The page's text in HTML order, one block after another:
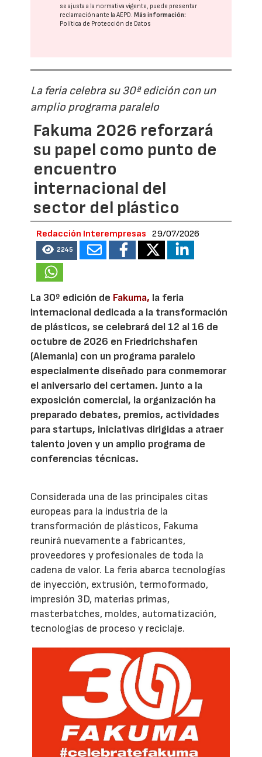
se ajusta a la normativa vigente, puede presentar
reclamación ante laAEPD.Más información:
Política de Protección de Datos
La feria celebra su 30ª edición con un
amplio programa paralelo
Fakuma 2026 reforzará
su papel como punto de
encuentro
internacional del
sector del plástico
Redacción Interempresas 29/07/2026
2245
La 30º edición de Fakuma, la feria
internacional dedicada a la transformación
de plásticos, se celebrará del 12 al 16 de
octubre de 2026 en Friedrichshafen
(Alemania) con un programa paralelo
especialmente diseñado para conmemorar
el aniversario del certamen. Junto a la
exposición comercial, la organización ha
preparado debates, premios, actividades
para startups, iniciativas dirigidas a atraer
talento joven y un amplio programa de
conferencias técnicas.
Considerada una de las principales citas
europeas para la industria de la
transformación de plásticos, Fakuma
reunirá nuevamente a fabricantes,
proveedores y profesionales de toda la
cadena de valor. La feria abarca tecnologías
de inyección, extrusión, termoformado,
impresión 3D, materias primas,
masterbatches, moldes, automatización,
tecnologías de proceso y reciclaje.